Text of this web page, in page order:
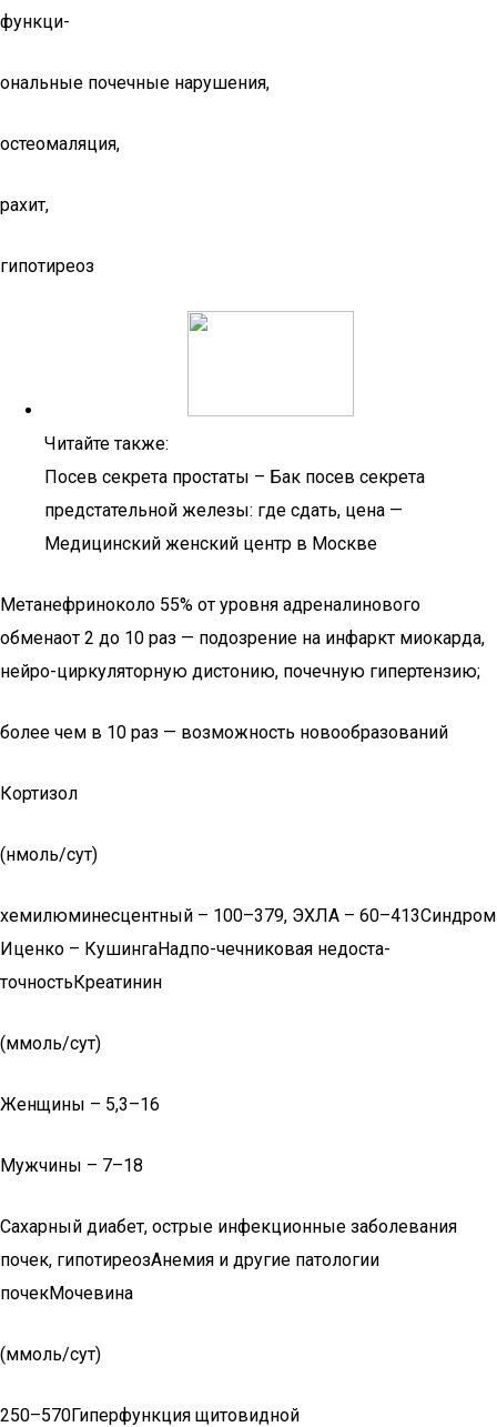
функци-
ональные почечные нарушения,
остеомаляция,
рахит,
гипотиреоз
Читайте также:
Посев секрета простаты – Бак посев секрета
предстательной железы: где сдать, цена —
Медицинский женский центр в Москве
Метанефриноколо 55% от уровня адреналинового
обменаот 2 до 10 раз — подозрение на инфаркт миокарда,
нейро-циркуляторную дистонию, почечную гипертензию;
более чем в 10 раз — возможность новообразований
Кортизол
(нмоль/сут)
хемилюминесцентный – 100–379, ЭХЛА – 60–413Синдром
Иценко – КушингаНадпо-чечниковая недоста-
точностьКреатинин
(ммоль/сут)
Женщины – 5,3–16
Мужчины – 7–18
Сахарный диабет, острые инфекционные заболевания
почек, гипотиреозАнемия и другие патологии
почекМочевина
(ммоль/сут)
250–570Гиперфункция щитовидной